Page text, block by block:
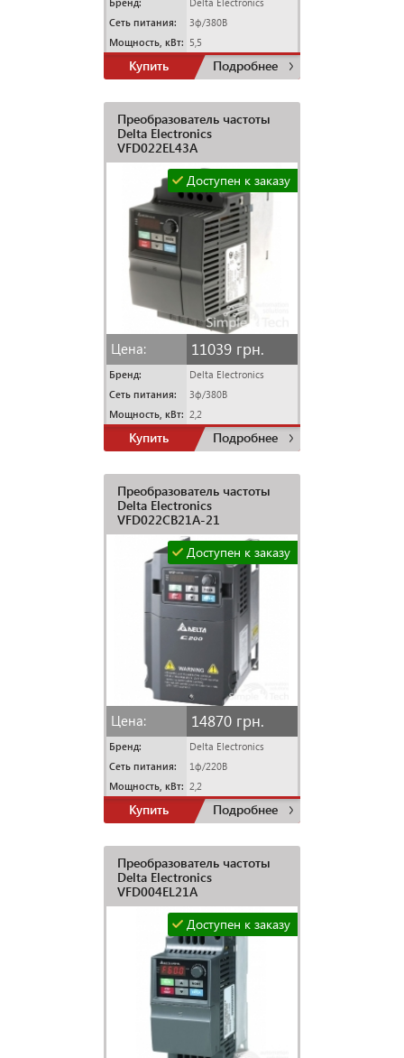
Сеть питания: 3ф/380В
Мощность, кВт: 5,5
Купить Подробнее
Преобразователь частоты
Delta Electronics
VFD022EL43A
Доступен к заказу
Цена: 11039 грн.
Бренд: Delta Electronics
Сеть питания: 3ф/380В
Мощность, кВт: 2,2
Купить Подробнее
Преобразователь частоты
Delta Electronics
VFD022CB21A-21
Доступен к заказу
Цена: 14870 грн.
Бренд: Delta Electronics
Сеть питания: 1ф/220В
Мощность, кВт: 2,2
Купить Подробнее
Преобразователь частоты
Delta Electronics
VFD004EL21A
Доступен к заказу